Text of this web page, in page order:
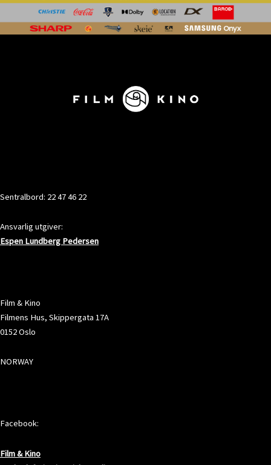
Sentralbord: 22 47 46 22
Ansvarlig utgiver:
Espen Lundberg Pedersen
Film & Kino
Filmens Hus, Skippergata 17A
0152 Oslo
NORWAY
Facebook:
Film & Kino